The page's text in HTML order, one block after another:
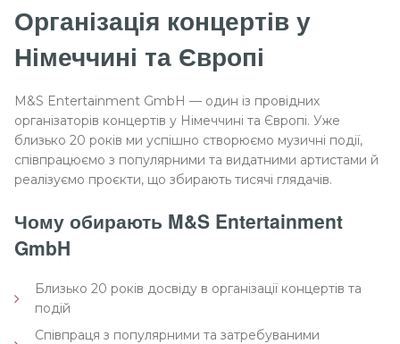
Організація концертів у
Німеччині та Європі
M&S Entertainment GmbH — один із провідних
організаторів концертів у Німеччині та Європі. Уже
близько 20 років ми успішно створюємо музичні події,
співпрацюємо з популярними та видатними артистами й
реалізуємо проєкти, що збирають тисячі глядачів.
Чому обирають M&S Entertainment
GmbH
Близько 20 років досвіду в організації концертів та
подій
Співпраця з популярними та затребуваними